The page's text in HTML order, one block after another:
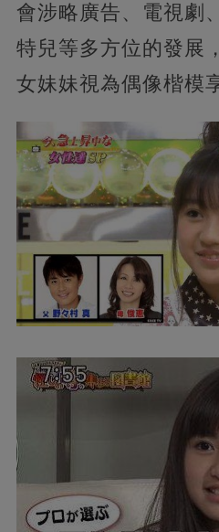
會涉略廣告、電視劇
特兒等多方位的發展
女妹妹視為偶像楷模